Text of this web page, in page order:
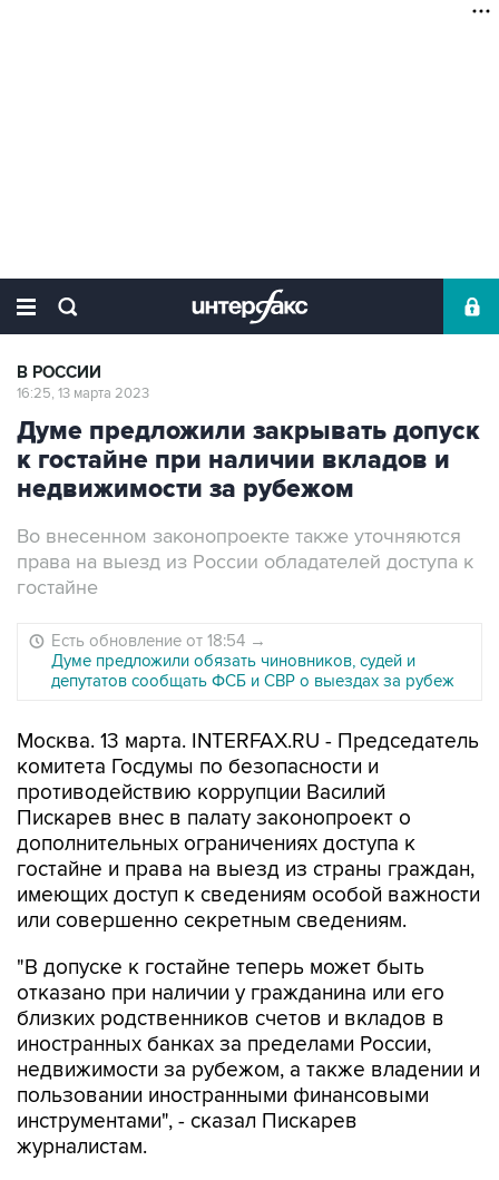
В РОССИИ
16:25, 13 марта 2023
Думе предложили закрывать допуск
к гостайне при наличии вкладов и
недвижимости за рубежом
Во внесенном законопроекте также уточняются
права на выезд из России обладателей доступа к
гостайне
Есть обновление от 18:54 →
Думе предложили обязать чиновников, судей и
депутатов сообщать ФСБ и СВР о выездах за рубеж
Москва. 13 марта. INTERFAX.RU - Председатель
комитета Госдумы по безопасности и
противодействию коррупции Василий
Пискарев внес в палату законопроект о
дополнительных ограничениях доступа к
гостайне и права на выезд из страны граждан,
имеющих доступ к сведениям особой важности
или совершенно секретным сведениям.
"В допуске к гостайне теперь может быть
отказано при наличии у гражданина или его
близких родственников счетов и вкладов в
иностранных банках за пределами России,
недвижимости за рубежом, а также владении и
пользовании иностранными финансовыми
инструментами", - сказал Пискарев
журналистам.